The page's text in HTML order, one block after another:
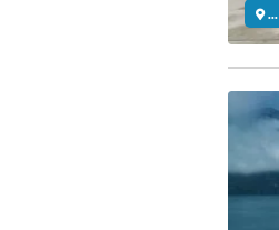
...